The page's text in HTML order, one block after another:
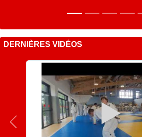
DERNIÈRES VIDÉOS
Précedent